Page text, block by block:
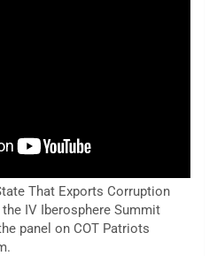
That Exports Corruption
IV Iberosphere Summit
panel on COT Patriots